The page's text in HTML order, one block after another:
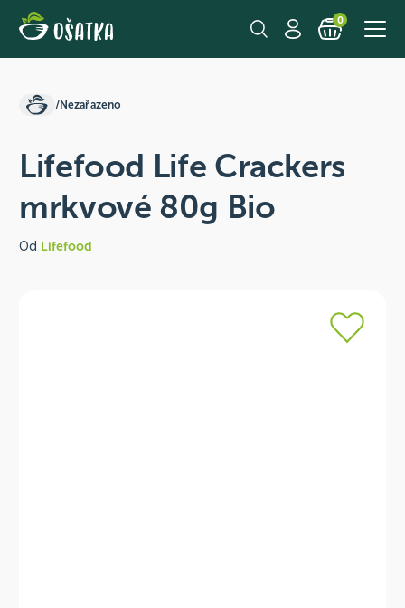
0
/Nezařazeno
Lifefood Life Crackers
mrkvové 80g Bio
Od Lifefood